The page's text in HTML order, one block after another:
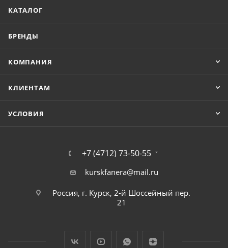
КАТАЛОГ
БРЕНДЫ
КОМПАНИЯ
КЛИЕНТАМ
УСЛОВИЯ
+7 (4712) 73-50-55
kurskfanera@mail.ru
Россия, г. Курск, 2-й Шоссейный пер.
21